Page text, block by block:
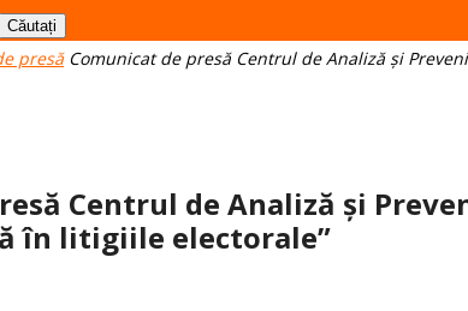
presă Comunicat de presă Centrul de Analiză și
Centrul de Analiză și
în litigiile electorale”